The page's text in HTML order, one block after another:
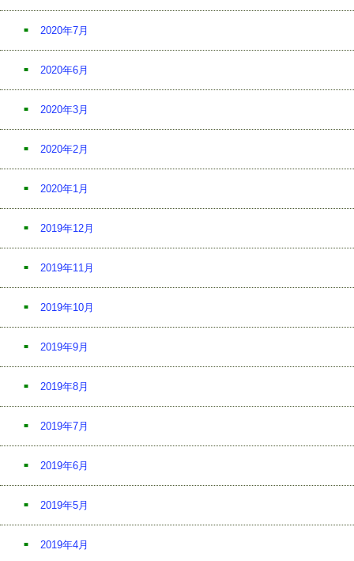
2020年7月
2020年6月
2020年3月
2020年2月
2020年1月
2019年12月
2019年11月
2019年10月
2019年9月
2019年8月
2019年7月
2019年6月
2019年5月
2019年4月